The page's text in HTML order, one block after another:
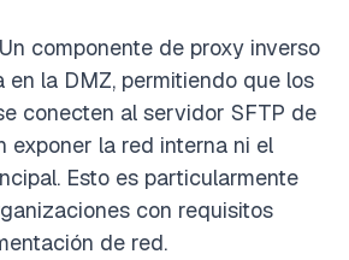
Un componente de proxy inverso
en la DMZ, permitiendo que los
conecten al servidor SFTP de
exponer la red interna ni el
Esto es particularmente
con requisitos
de red.